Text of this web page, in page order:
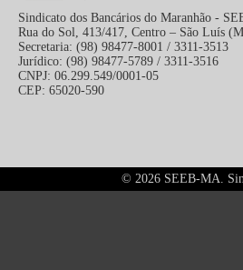
Sindicato dos Bancários do Maranhão -
Rua do Sol, 413/417, Centro – São Luís
Secretaria: (98) 98477-8001 / 3311-3513
Jurídico: (98) 98477-5789 / 3311-3516
CNPJ: 06.299.549/0001-05
CEP: 65020-590
© 2026 SEEB-MA.